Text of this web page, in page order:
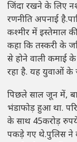
जिंदा रखने के लिए
रणनीति अपनाई
कश्मीर में इस्तेमाल
कहा कि तस्करी के
से होने वाली कमाई
रहा है. यह युवाओं के
पिछले साल जून में,
भंडाफोड़ हुआ था.
के साथ 45करोड़
पकड़े गए थे.पुलिस ने